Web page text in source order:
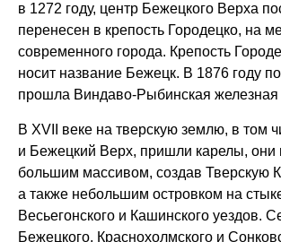
в 1272 году, центр Бежецкого Верха
перенесен в крепость Городецко, на
современного города. Крепость
носит название Бежецк. В 1876 году
прошла Виндаво-Рыбинская железная
В XVII веке на тверскую землю, в том
и Бежецкий Верх, пришли карелы, они
большим массивом, создав Тверскую
а также небольшим островком на
Весьегонского и Кашинского уездов.
Бежецкого, Краснохолмского и